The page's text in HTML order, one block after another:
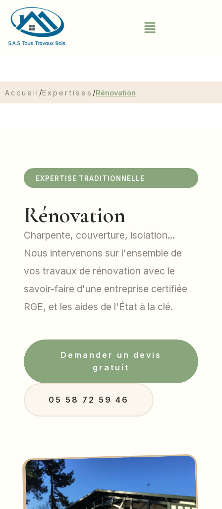
Accueil /Expertises /Rénovation
EXPERTISE TRADITIONNELLE
Rénovation
Charpente, couverture, isolation...
Nous intervenons sur l'ensemble de
vos travaux de rénovation avec le
savoir-faire d'une entreprise certifiée
RGE, et les aides de l'État à la clé.
Demander un devis
gratuit
05 58 72 59 46